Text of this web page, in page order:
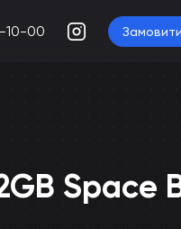
10-00
Space